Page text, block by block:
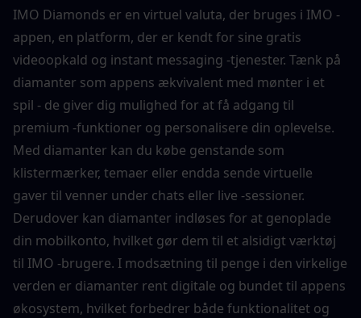
IMO Diamonds er en virtuel valuta, der bruges i IMO -
appen, en platform, der er kendt for sine gratis
videoopkald og instant messaging -tjenester. Tænk på
diamanter som appens ækvivalent med mønter i et
spil - de giver dig mulighed for at få adgang til
premium -funktioner og personalisere din oplevelse.
Med diamanter kan du købe genstande som
klistermærker, temaer eller endda sende virtuelle
gaver til venner under chats eller live -sessioner.
Derudover kan diamanter indløses for at genoplade
din mobilkonto, hvilket gør dem til et alsidigt værktøj
til IMO -brugere. I modsætning til penge i den virkelige
verden er diamanter rent digitale og bundet til appens
økosystem, hvilket forbedrer både funktionalitet og